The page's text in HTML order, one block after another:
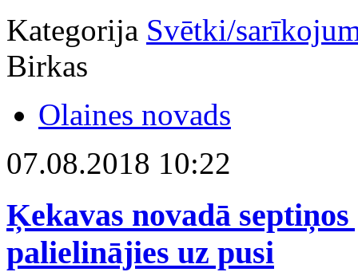
Kategorija Svētki/
Birkas
Olaines novads
07.08.2018 10:22
Ķekavas novadā
palielinājies uz pusi